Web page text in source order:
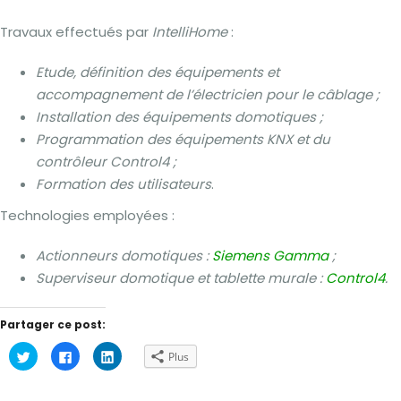
Travaux effectués par IntelliHome:
Etude, définition des équipements et
accompagnement de l’électricien pour le câblage ;
Installation des équipements domotiques ;
Programmation des équipements KNX et du
contrôleur Control4 ;
Formation des utilisateurs.
Technologies employées :
Actionneurs domotiques :Siemens Gamma;
Superviseur domotique et tablette murale :Control4.
Partager ce post:
Cliquez
pour
partager
Cliquez
pour
partager
Cliquez
pour Plus